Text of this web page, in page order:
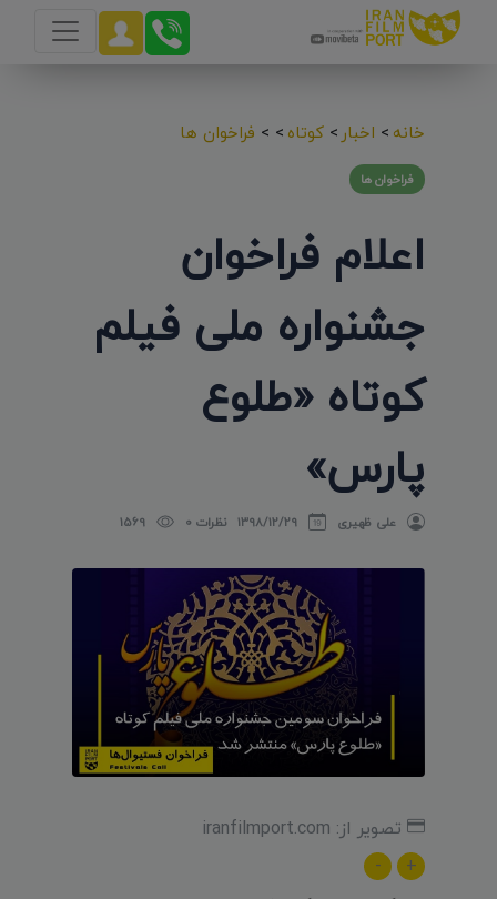
خانه> اخبار> کوتاه>
> فراخوان ها
فراخوان ها
اعلام فراخوان
جشنواره ملی فیلم
کوتاه «طلوع
پارس»
علی ظهیری ۱۳۹۸/۱۲/۲۹ نظرات 0 1569
تصویر از: iranfilmport.com
+
-